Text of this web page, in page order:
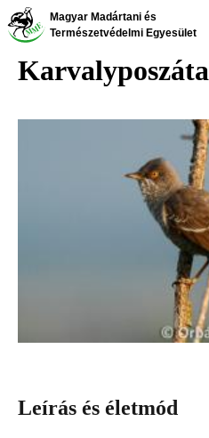
Ugrás
Magyar Madártani és
Természetvédelmi Egyesület
Karvalyposzáta
Leírás és életmód